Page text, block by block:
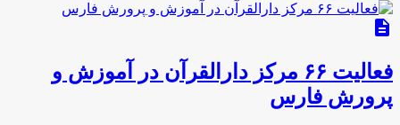
description
فعاليت ۶۶ مركز دارالقرآن در آموزش و
پرورش فارس